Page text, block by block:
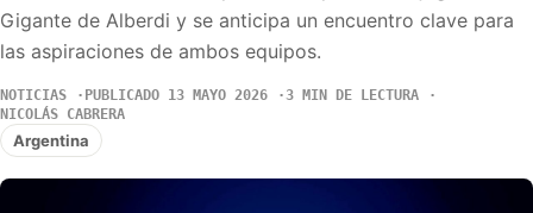
Gigante de Alberdi y se anticipa un encuentro clave para
las aspiraciones de ambos equipos.
NOTICIAS PUBLICADO 13 MAYO 2026
3 MIN DE LECTURA
NICOLÁS CABRERA
Argentina